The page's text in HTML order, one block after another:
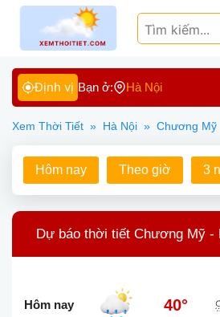
Định vị Bạn ở: Hà Nội
Xem Thời Tiết » Hà Nội » Chương Mỹ
Hôm nay Theo giờ 3
Dự báo thời tiết Chương Mỹ -
Hôm nay 40°